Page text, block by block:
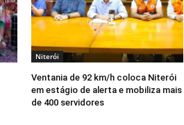
Niterói
Ventania de 92 km/h coloca Niterói
em estágio de alerta e mobiliza mais
de 400 servidores